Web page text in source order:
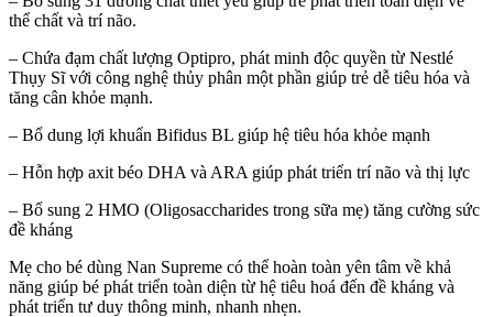
thể chất và trí não.
– Chứa đạm chất lượng Optipro, phát minh độc quyền từ Nestlé
Thụy Sĩ với công nghệ thủy phân một phần giúp trẻ dễ tiêu hóa và
tăng cân khỏe mạnh.
– Bổ dung lợi khuẩn Bifidus BL giúp hệ tiêu hóa khỏe mạnh
– Hỗn hợp axit béo DHA và ARA giúp phát triển trí não và thị lực
– Bổ sung 2 HMO (Oligosaccharides trong sữa mẹ) tăng cường sức
đề kháng
Mẹ cho bé dùng Nan Supreme có thể hoàn toàn yên tâm về khả
năng giúp bé phát triển toàn diện từ hệ tiêu hoá đến đề kháng và
phát triển tư duy thông minh, nhanh nhẹn.